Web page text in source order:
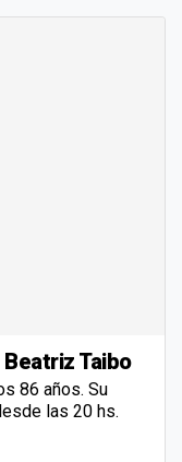
Taibo
86 años. Su
las 20 hs.